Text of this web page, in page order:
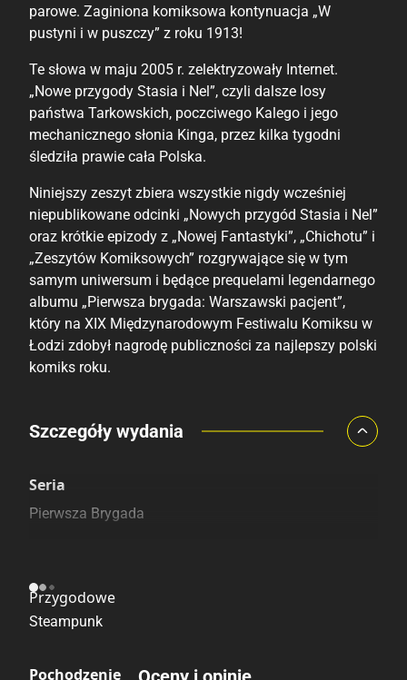
parowe. Zaginiona komiksowa kontynuacja „W
pustyni i w puszczy” z roku 1913!
Te słowa w maju 2005 r. zelektryzowały Internet.
„Nowe przygody Stasia i Nel”, czyli dalsze losy
państwa Tarkowskich, poczciwego Kalego i jego
mechanicznego słonia Kinga, przez kilka tygodni
śledziła prawie cała Polska.
Niniejszy zeszyt zbiera wszystkie nigdy wcześniej
niepublikowane odcinki „Nowych przygód Stasia i Nel”
oraz krótkie epizody z „Nowej Fantastyki”, „Chichotu” i
„Zeszytów Komiksowych” rozgrywające się w tym
samym uniwersum i będące prequelami legendarnego
albumu „Pierwsza brygada: Warszawski pacjent”,
który na XIX Międzynarodowym Festiwalu Komiksu w
Łodzi zdobył nagrodę publiczności za najlepszy polski
komiks roku.
Porównaj ceny
Szczegóły wydania
Seria
Pierwsza Brygada
Przygodowe
Steampunk
Pochodzenie